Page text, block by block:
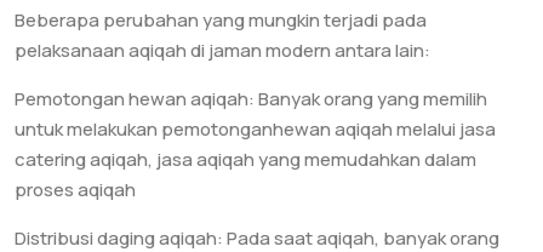
Beberapa perubahan yang mungkin terjadi pada
pelaksanaan aqiqah di jaman modern antara lain:
Pemotongan hewan aqiqah: Banyak orang yang memilih
untuk melakukan pemotonganhewan aqiqah melalui jasa
catering aqiqah, jasa aqiqah yang memudahkan dalam
proses aqiqah
Distribusi daging aqiqah: Pada saat aqiqah, banyak orang